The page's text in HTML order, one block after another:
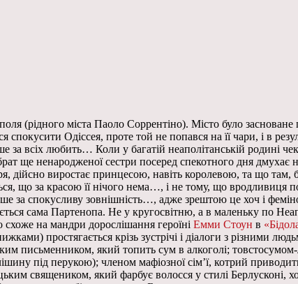
(рідного міста Паоло Соррентіно). Місто було
спокусити Одіссея, проте той не попався на її чари, і в
за всіх любить… Коли у багатій неаполітанській
ще ненародженої сестри посеред спекотного дня
дійсно виростає принцесою, навіть королевою, та що
що за красою її нічого нема…, і не тому, що вродливиця
за спокусливу зовнішність…, адже зрештою це хоч і
сама Партенопа. Не у кругосвітню, а в маленьку по
схоже на мандри дорослішання героїні Емми Стоун в
простягається крізь зустрічі і діалоги з різними
письменником, який топить сум в алкоголі;
під перукою); членом мафіозної сім’ї, котрий
священиком, який фарбує волосся у стилі Берлусконі,